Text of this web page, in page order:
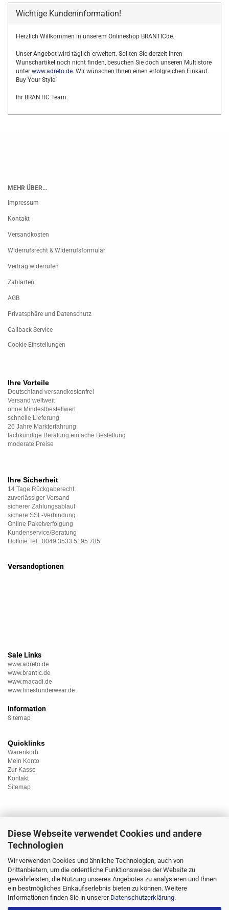
Diese Webseite verwendet Cookies und andere
Technologien
Wir verwenden Cookies und ähnliche Technologien, auch von
Drittanbietern, um die ordentliche Funktionsweise der Website zu
gewährleisten, die Nutzung unseres Angebotes zu analysieren und Ihnen
ein bestmögliches Einkaufserlebnis bieten zu können. Weitere
Informationen finden Sie in unserer Datenschutzerklärung.
Wichtige Kundeninformation!
Herzlich Willkommen in unserem Onlineshop BRANTICde.
Unser Angebot wird täglich erweitert. Sollten Sie derzeit Ihren
Wunschartikel noch nicht finden, besuchen Sie doch unseren Multistore
unter www.adreto.de. Wir wünschen Ihnen einen erfolgreichen Einkauf.
Buy Your Style!
Ihr BRANTIC Team.
MEHR ÜBER...
Impressum
Kontakt
Versandkosten
Widerrufsrecht & Widerrufsformular
Vertrag widerrufen
Zahlarten
AGB
Privatsphäre und Datenschutz
Callback Service
Cookie Einstellungen
Ihre Vorteile
Deutschland versandkostenfrei
Versand weltweit
ohne Mindestbestellwert
schnelle Lieferung
26 Jahre Markterfahrung
fachkundige Beratung einfache Bestellung
moderate Preise
Ihre Sicherheit
14 Tage Rückgaberecht
zuverlässiger Versand
sicherer Zahlungsablauf
sichere SSL-Verbindung
Online Paketverfolgung
Kundenservice/Beratung
Hotline Tel.: 0049 3533 5195 785
Versandoptionen
Sale Links
www.adreto.de
www.brantic.de
www.macadi.de
www.finestunderwear.de
Information
Sitemap
Quicklinks
Warenkorb
Mein Konto
Zur Kasse
Kontakt
Sitemap
Kategorien
Unterwäsche
Nachtwäsche
Sportwäsche
Homewear
Bademoden
Übergrössen
Strümpfe/Socken